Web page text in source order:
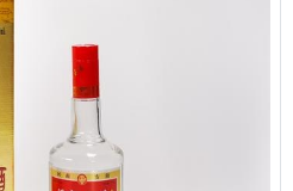
在内部管理上坚持 “三结合” 原则，
精益求精的态度对待每一个环节。
质量关，提供符合国家质量标准的
正版软件，确保货物符合安全、卫
准。在包装和发运上也毫不马虎，
运输和装卸过程中的安全。而最为
沟通，为客户提供个性化的解决方
后服务体系，确保客户在使用产品
持。这种专业的态度和高效的服
。晟庭商贸拥有深厚且独特的企业
在动力。“诚信为本，品质至上”是
户的交往中，公司以真诚的态度对